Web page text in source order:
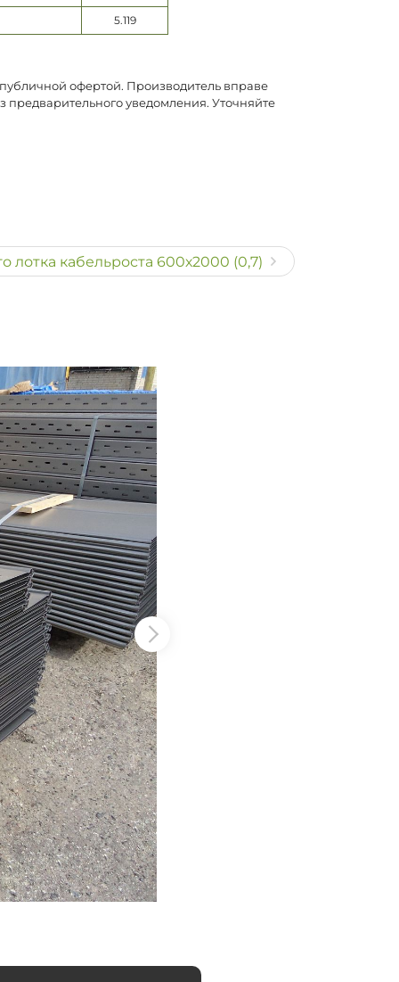
5.119
офертой. Производитель вправе
предварительного уведомления. Уточняйте
лотка кабельроста 600х2000 (0,7)